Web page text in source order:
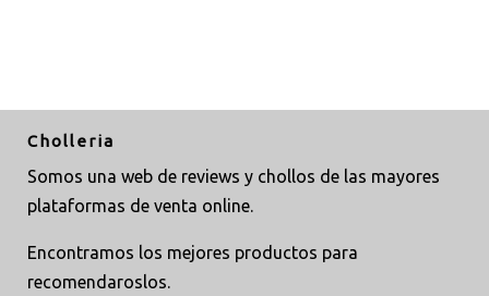
Cholleria
Somos una web de reviews y chollos de las mayores
plataformas de venta online.
Encontramos los mejores productos para
recomendaroslos.